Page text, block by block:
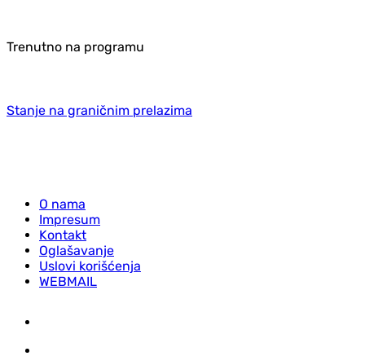
Trenutno na programu
Stanje na graničnim prelazima
O nama
Impresum
Kontakt
Oglašavanje
Uslovi korišćenja
WEBMAIL